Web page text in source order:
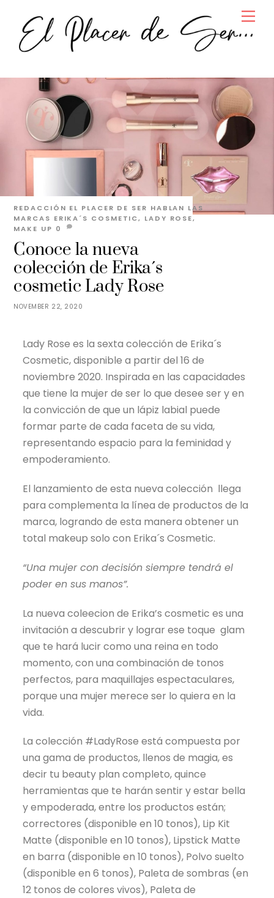
content
NOVEMBER 22, 2020
Conoce la nueva
colección de Erika´s
cosmetic Lady Rose
REDACCIÓN EL PLACER DE SER HABLAN LAS
MARCAS ERIKA´S COSMETIC, LADY ROSE,
MAKE UP 0
Lady Rose es la sexta colección de Erika´s
Cosmetic, disponible a partir del 16 de
noviembre 2020. Inspirada en las capacidades
que tiene la mujer de ser lo que desee ser y en
la convicción de que un lápiz labial puede
formar parte de cada faceta de su vida,
representando espacio para la feminidad y
empoderamiento.
El lanzamiento de esta nueva colección llega
para complementa la línea de productos de la
marca, logrando de esta manera obtener un
total makeup solo con Erika´s Cosmetic.
“Una mujer con decisión siempre tendrá el
poder en sus manos”.
La nueva coleecion de Erika’s cosmetic es una
invitación a descubrir y lograr ese toque glam
que te hará lucir como una reina en todo
momento, con una combinación de tonos
perfectos, para maquillajes espectaculares,
porque una mujer merece ser lo quiera en la
vida.
La colección #LadyRose está compuesta por
una gama de productos, llenos de magia, es
decir tu beauty plan completo, quince
herramientas que te harán sentir y estar bella
y empoderada, entre los productos están;
correctores (disponible en 10 tonos), Lip Kit
Matte (disponible en 10 tonos), Lipstick Matte
en barra (disponible en 10 tonos), Polvo suelto
(disponible en 6 tonos), Paleta de sombras (en
12 tonos de colores vivos), Paleta de